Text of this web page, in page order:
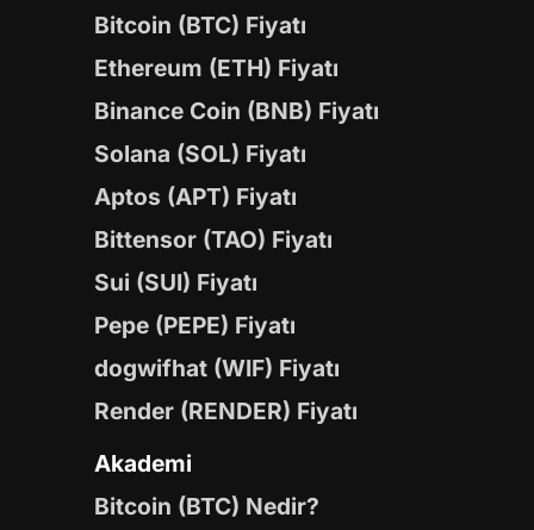
Bitcoin (BTC) Fiyatı
Ethereum (ETH) Fiyatı
Binance Coin (BNB) Fiyatı
Solana (SOL) Fiyatı
Aptos (APT) Fiyatı
Bittensor (TAO) Fiyatı
Sui (SUI) Fiyatı
Pepe (PEPE) Fiyatı
dogwifhat (WIF) Fiyatı
Render (RENDER) Fiyatı
Akademi
Bitcoin (BTC) Nedir?